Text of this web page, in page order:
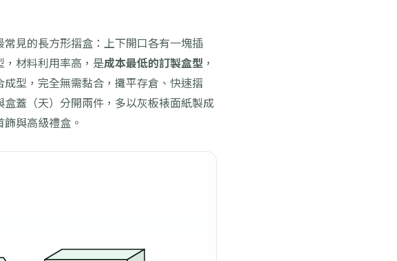
常見的長方形摺盒：上下開口各有一塊插
，材料利用率高，是成本最低的訂製盒型 ，
成型，完全無需黏合，攤平存倉、快速摺
盒蓋（天）分開兩件，多以灰板裱面紙製成
與高級禮盒。